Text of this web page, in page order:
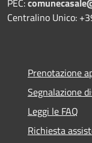
PEC:
Centralino Unico:
Prenotazione
Segnalazione
Leggi le FAQ
Richiesta